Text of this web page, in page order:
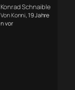
Konrad Schnaible
Von Konni, 19 Jahre
n vor